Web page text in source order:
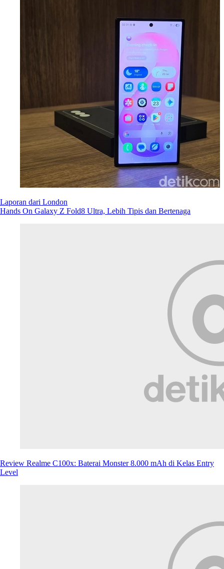
Laporan dari London
Hands On Galaxy Z Fold8 Ultra, Lebih Tipis dan Bertenaga
Review Realme C100x: Baterai Monster 8.000 mAh di Kelas Entry
Level